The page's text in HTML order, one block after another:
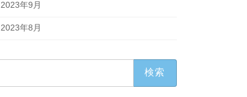
2023年9月
2023年8月